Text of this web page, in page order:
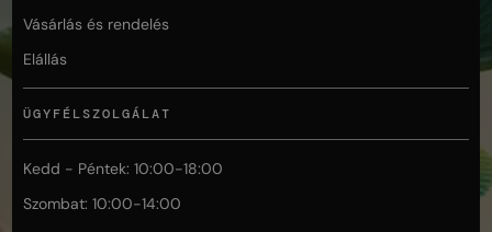
Vásárlás és rendelés
Elállás
ÜGYFÉLSZOLGÁLAT
Kedd - Péntek: 10:00-18:00
Szombat: 10:00-14:00